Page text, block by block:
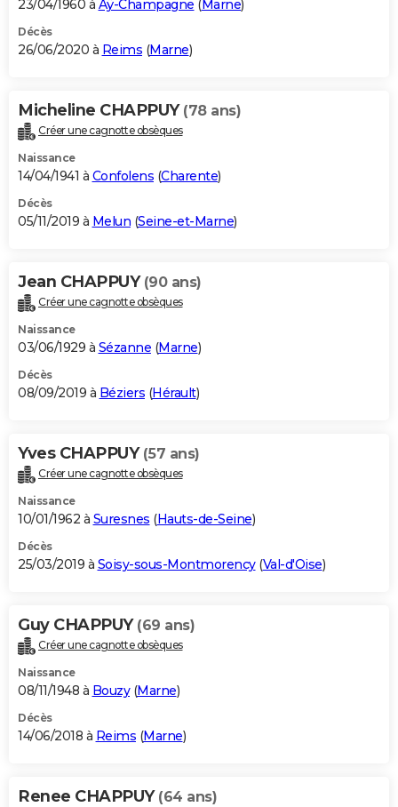
23/04/1960 à Aÿ-Champagne ( Marne)
Décès
26/06/2020 à Reims (Marne)
Micheline CHAPPUY (78 ans)
Créer une cagnotte obsèques
Naissance
14/04/1941 à Confolens (Charente)
Décès
05/11/2019 à Melun (Seine-et-Marne)
Jean CHAPPUY (90 ans)
Créer une cagnotte obsèques
Naissance
03/06/1929 à Sézanne (Marne)
Décès
08/09/2019 à Béziers (Hérault)
Yves CHAPPUY (57 ans)
Créer une cagnotte obsèques
Naissance
10/01/1962 à Suresnes (Hauts-de-Seine)
Décès
25/03/2019 à Soisy-sous-Montmorency(Val-d'Oise)
Guy CHAPPUY (69 ans)
Créer une cagnotte obsèques
Naissance
08/11/1948 à Bouzy(Marne)
Décès
14/06/2018 à Reims (Marne)
Renee CHAPPUY (64 ans)